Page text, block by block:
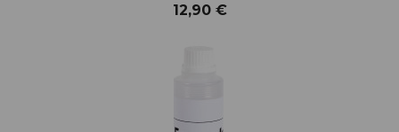
12,90 €